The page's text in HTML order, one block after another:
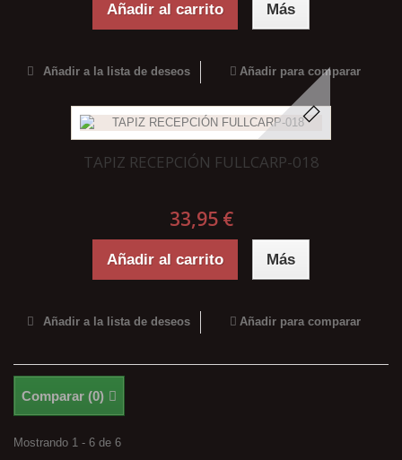
Añadir al carrito Más
Añadir a la lista de deseos Añadir para comparar
TAPIZ RECEPCIÓN FULLCARP-018
33,95 €
Añadir al carrito Más
Añadir a la lista de deseos Añadir para comparar
Comparar (0)
Mostrando 1 - 6 de 6